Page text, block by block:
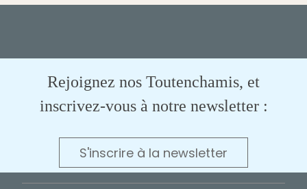
Rejoignez nos Toutenchamis, et
inscrivez-vous à notre newsletter :
S'inscrire à la newsletter